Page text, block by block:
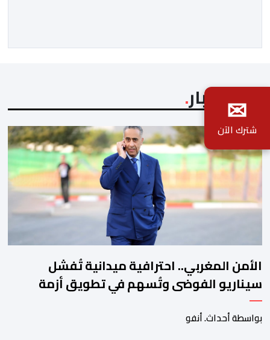
آخر الأخبار
الأمن المغربي.. احترافية ميدانية تُفشل
سيناريو الفوضى وتُسهم في تطويق أزمة
سبتة
بواسطة أحداث. أنفو
✉
شترك الآن